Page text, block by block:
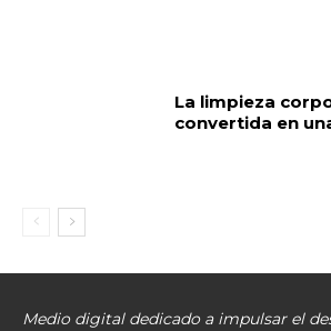
La limpieza
convertida en
Medio digital dedicado a impulsar el